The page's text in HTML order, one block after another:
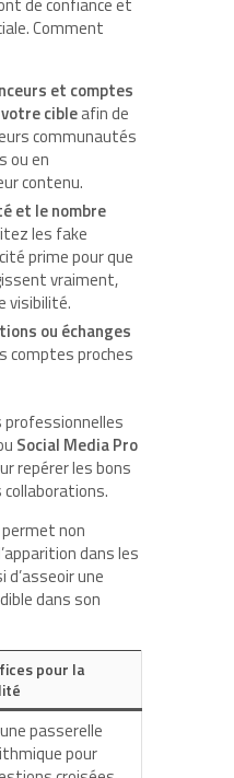
Comment
et comptes
cibleafin de
communautés
ou en
contenu.
et le nombre
les fake
prime pour que
vraiment,
visibilité.
ou échanges
comptes proches
professionnelles
Social Media Pro
repérer les bons
non
dans les
une
dans son
pour la
passerelle
pour